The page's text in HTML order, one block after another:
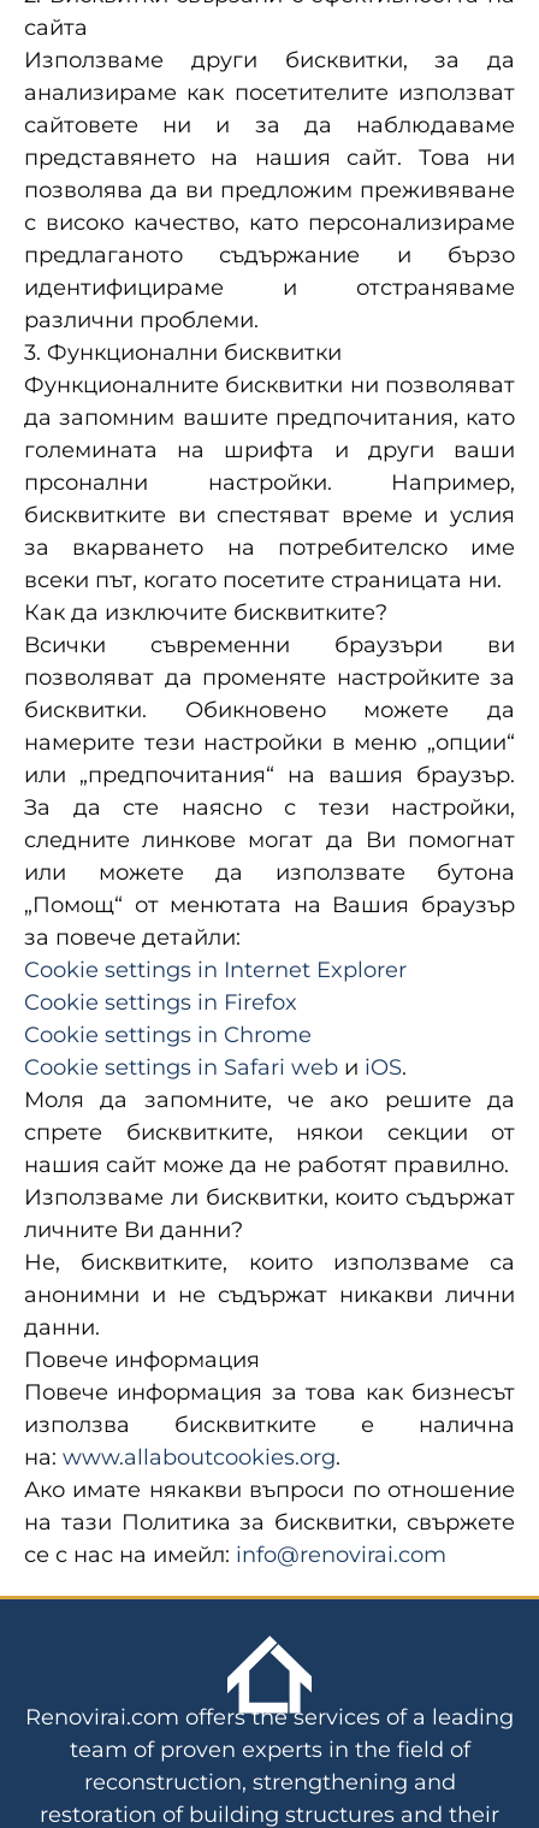
сайта
Използваме други бисквитки, за да
анализираме как посетителите използват
сайтовете ни и за да наблюдаваме
представянето на нашия сайт. Това ни
позволява да ви предложим преживяване
с високо качество, като персонализираме
предлаганото съдържание и бързо
идентифицираме и отстраняваме
различни проблеми.
3. Функционални бисквитки
Функционалните бисквитки ни позволяват
да запомним вашите предпочитания, като
големината на шрифта и други ваши
прсонални настройки. Например,
бисквитките ви спестяват време и услия
за вкарването на потребителско име
всеки път, когато посетите страницата ни.
Как да изключите бисквитките?
Всички съвременни браузъри ви
позволяват да променяте настройките за
бисквитки. Обикновено можете да
намерите тези настройки в меню „опции“
или „предпочитания“ на вашия браузър.
За да сте наясно с тези настройки,
следните линкове могат да Ви помогнат
или можете да използвате бутона
„Помощ“ от менютата на Вашия браузър
за повече детайли:
Cookie settings in Internet Explorer
Cookie settings in Firefox
Cookie settings in Chrome
Cookie settings in Safari web и iOS.
Моля да запомните, че ако решите да
спрете бисквитките, някои секции от
нашия сайт може да не работят правилно.
Използваме ли бисквитки, които съдържат
личните Ви данни?
Не, бисквитките, които използваме са
анонимни и не съдържат никакви лични
данни.
Повече информация
Повече информация за това как бизнесът
използва бисквитките е налична
на: www.allaboutcookies.org.
Ако имате някакви въпроси по отношение
на тази Политика за бисквитки, свържете
се с нас на имейл: info@renovirai.com
Renovirai.com offers the services of a leading
team of proven experts in the field of
reconstruction, strengthening and
restoration of building structures and their